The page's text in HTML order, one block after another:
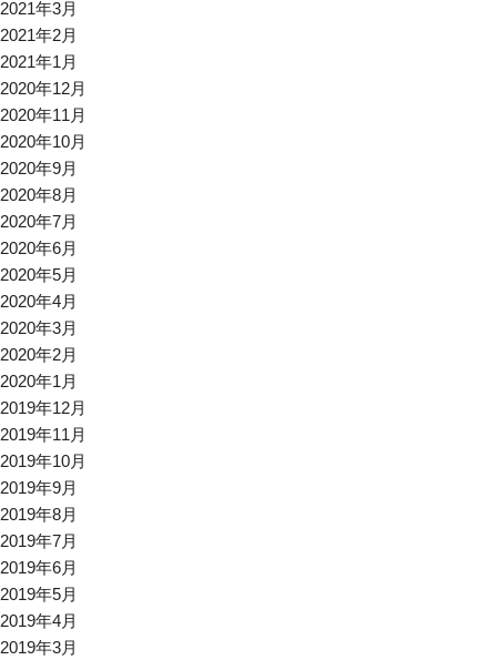
2021年3月
2021年2月
2021年1月
2020年12月
2020年11月
2020年10月
2020年9月
2020年8月
2020年7月
2020年6月
2020年5月
2020年4月
2020年3月
2020年2月
2020年1月
2019年12月
2019年11月
2019年10月
2019年9月
2019年8月
2019年7月
2019年6月
2019年5月
2019年4月
2019年3月